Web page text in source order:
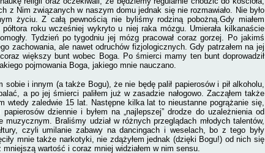
z Nim związanych w naszym domu jednak się nie rozmawiało. Nie było
życiu. Z całą pewnością nie byliśmy rodziną pobożną.Gdy miałem
roku wcześniej wykryto u niej raka mózgu. Umierała kilkanaście
Tydzień po tygodniu jej mózg pracował coraz gorzej. Po jakimś
zachowania, ale nawet odruchów fizjologicznych. Gdy patrzałem na jej
większy bunt wobec Boga. Po śmierci mamy ten bunt doprowadził
pojmowania Boga, jakiego mnie nauczano.
i innym (a także Bogu), że nie będę palił papierosów i pił alkoholu,
a po jej śmierci paliłem już w zasadzie nałogowo. Zacząłem także
wtedy zaledwie 15 lat. Następne kilka lat to nieustanne pogrążanie się,
dziennie i byłem na „najlepszej” drodze do uzależnienia od
Braliśmy udział w różnych przeglądach młodych talentów,
czyli umilanie zabawy na dancingach i weselach, bo z tego były
mnie także narkotyki, nie zdążyłem jednak (dzięki Bogu!) od nich się
wartość i coraz mniej widziałem w nim sensu.